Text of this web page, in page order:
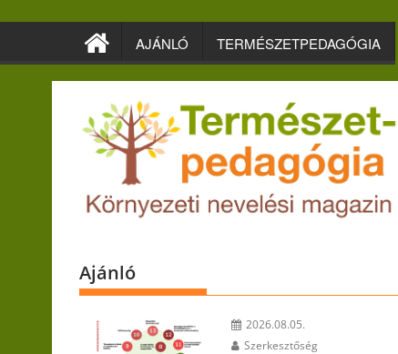
AJÁNLÓ TERMÉSZETPEDAGÓGIA
Ajánló
2026.08.05.
Szerkesztőség